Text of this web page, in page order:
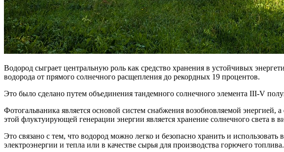
Водород сыграет центральную роль как средство хранения в устойчивых
водорода от прямого солнечного расщепления до рекордных 19 процентов.
Это было сделано путем объединения тандемного солнечного элемента III-V
Фотогальваника является основой систем снабжения возобновляемой
этой флуктуирующей генерации энергии является хранение солнечного света в
Это связано с тем, что водород можно легко и безопасно хранить и
электроэнергии и тепла или в качестве сырья для производства горючего топлива.